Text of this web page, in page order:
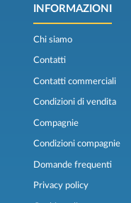
INFORMAZIONI
Chi siamo
Contatti
Contatti commerciali
Condizioni di vendita
Compagnie
Condizioni compagnie
Domande frequenti
Privacy policy